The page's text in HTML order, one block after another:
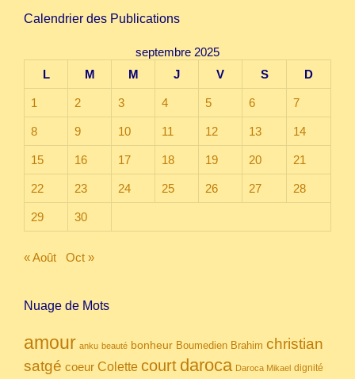
Calendrier des Publications
septembre 2025
L
M M J V S D
1 2 3 4 5 6 7
8 9 10 11 12 13 14
15 16 17 18 19 20 21
22 23 24 25 26 27 28
29 30
« Août Oct »
Nuage de Mots
amour anku beauté bonheur Boumedien Brahim christian
satgé coeur Colette court daroca Daroca Mikael dignité